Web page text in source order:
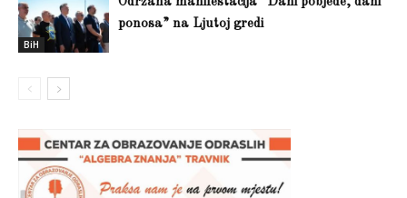
BiH
ponosa” na Ljutoj gredi